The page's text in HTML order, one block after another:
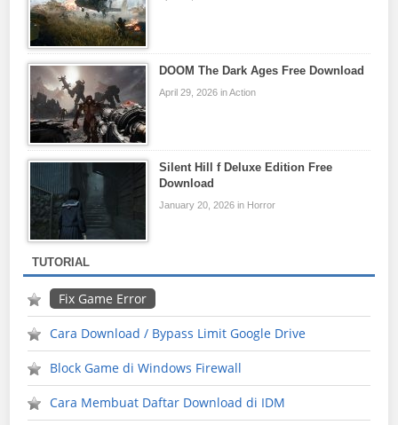
DOOM The Dark Ages Free Download
April 29, 2026 in Action
Silent Hill f Deluxe Edition Free
Download
January 20, 2026 in Horror
TUTORIAL
Fix Game Error
Cara Download / Bypass Limit Google Drive
Block Game di Windows Firewall
Cara Membuat Daftar Download di IDM